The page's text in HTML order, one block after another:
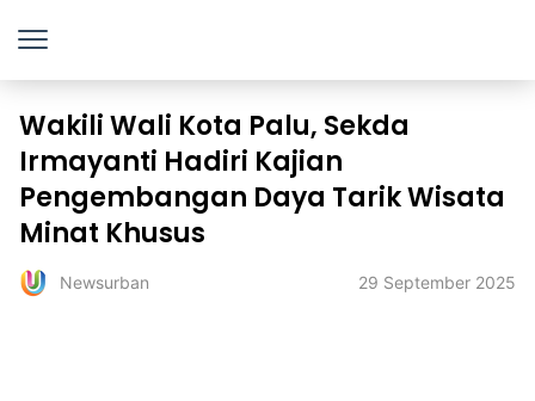
Wakili Wali Kota Palu, Sekda
Irmayanti Hadiri Kajian
Pengembangan Daya Tarik Wisata
Minat Khusus
Newsurban 29 September 2025